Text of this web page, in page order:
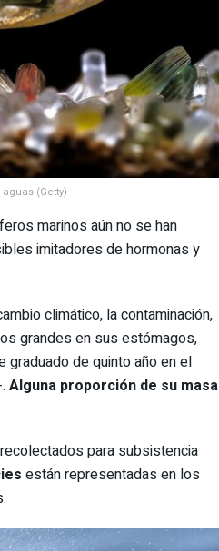
(Getty)
marinos aún no se han
imitadores de hormonas y
climático, la contaminación,
grandes en sus estómagos,
graduado de quinto año en el
Alguna proporción de su masa
para subsistencia
están representadas en los